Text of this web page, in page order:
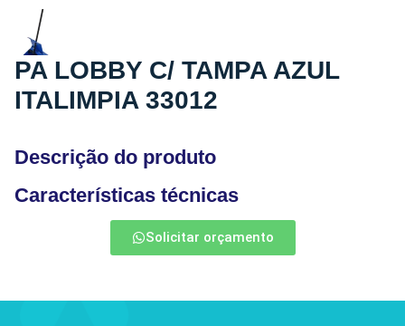
PA LOBBY C/ TAMPA AZUL
ITALIMPIA 33012
Descrição do produto
Características técnicas
Solicitar orçamento